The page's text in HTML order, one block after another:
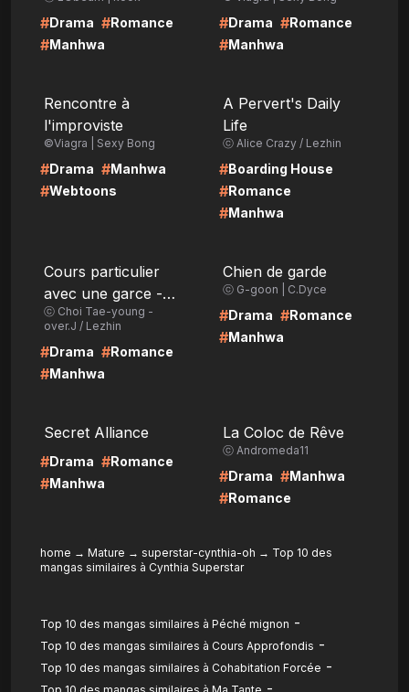
#Drama #Romance
#Manhwa
#Drama #Romance
#Manhwa
Rencontre à
l'improviste
©Viagra | Sexy Bong
#Drama #Manhwa
#Webtoons
A Pervert's Daily
Life
ⓒ Alice Crazy / Lezhin
#Boarding House
#Romance
#Manhwa
Cours particulier
avec une garce -
After story
ⓒ Choi Tae-young -
over.J / Lezhin
#Drama #Romance
#Manhwa
Chien de garde
ⓒ G-goon | C.Dyce
#Drama #Romance
#Manhwa
Secret Alliance
#Drama #Romance
#Manhwa
La Coloc de Rêve
ⓒ Andromeda11
#Drama #Manhwa
#Romance
home → Mature → superstar-cynthia-oh → Top 10 des
mangas similaires à Cynthia Superstar
Top 10 des mangas similaires à Péché mignon -
Top 10 des mangas similaires à Cours Approfondis -
Top 10 des mangas similaires à Cohabitation Forcée -
-